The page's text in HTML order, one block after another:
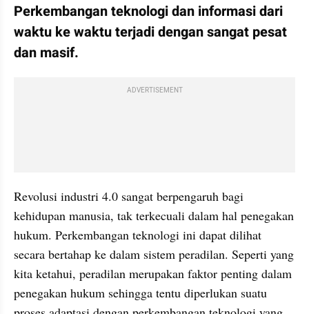
Perkembangan teknologi dan informasi dari
waktu ke waktu terjadi dengan sangat pesat
dan masif.
ADVERTISEMENT
Revolusi industri 4.0 sangat berpengaruh bagi
kehidupan manusia, tak terkecuali dalam hal penegakan
hukum. Perkembangan teknologi ini dapat dilihat
secara bertahap ke dalam sistem peradilan. Seperti yang
kita ketahui, peradilan merupakan faktor penting dalam
penegakan hukum sehingga tentu diperlukan suatu